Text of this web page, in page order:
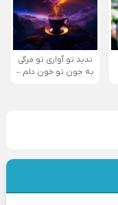
ندید تو آواری تو مرگی
به جون تو خون دلم –